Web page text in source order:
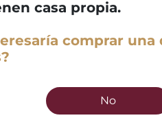
casa propia.
comprar una
No